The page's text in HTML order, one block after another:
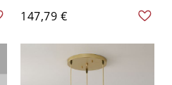
lumières, argent, avec
structure métallique
suspendue, pour salle à
manger ou îlot de cuisine,
147,79 €